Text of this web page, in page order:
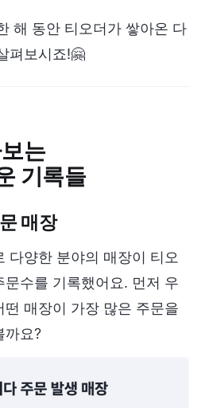
해 동안 티오더가 쌓아온 다
펴보시죠!🤗
는
기록들
매장
다양한 분야의 매장이 티오
수를 기록했어요. 먼저 우
매장이 가장 많은 주문을
까요?